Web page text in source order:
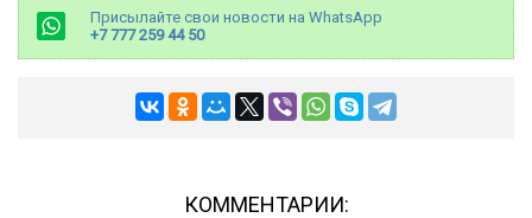
Присылайте свои новости на WhatsApp
+7 777 259 44 50
КОММЕНТАРИИ: